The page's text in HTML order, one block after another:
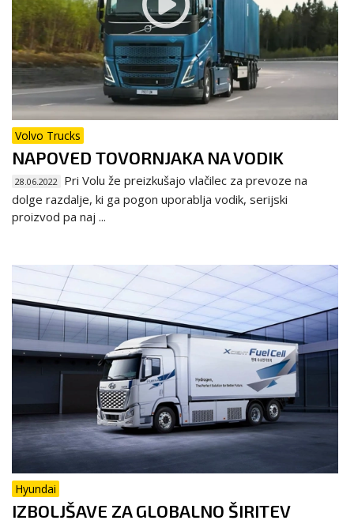
Volvo Trucks
NAPOVED TOVORNJAKA NA VODIK
28.06.2022
Pri Volu že preizkušajo vlačilec za prevoze na
dolge razdalje, ki ga pogon uporablja vodik, serijski
proizvod pa naj ...
Hyundai
IZBOLJŠAVE ZA GLOBALNO ŠIRITEV